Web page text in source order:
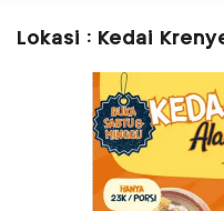
Lokasi : Kedai